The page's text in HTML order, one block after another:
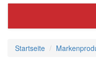
Startseite